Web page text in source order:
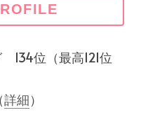
134位（最高121位
詳細）